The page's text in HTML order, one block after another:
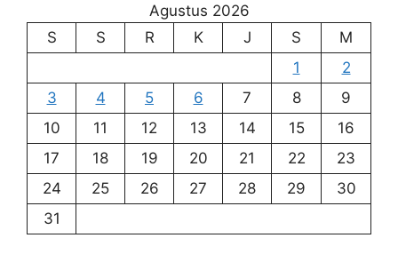
Agustus 2026
S
S R K J S
M
1
2
3
4 5 6 7 8
9
10
11 12 13 14 15
16
17
18 19 20 21 22
23
24
25 26 27 28 29
30
31